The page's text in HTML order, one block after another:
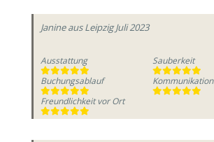
Janineaus Leipzig Juli 2023
Ausstattung
Sauberkeit
Buchungsablauf
Kommunikation
Freundlichkeit vor Ort